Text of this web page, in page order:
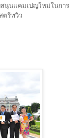
สนุนแคมเปญใหม่ในการ